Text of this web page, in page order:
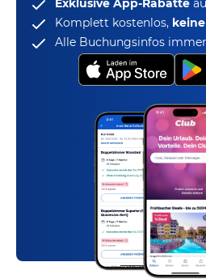
Exklusive App-Rabatte
Komplett kostenlos,
Alle Buchungsinfos